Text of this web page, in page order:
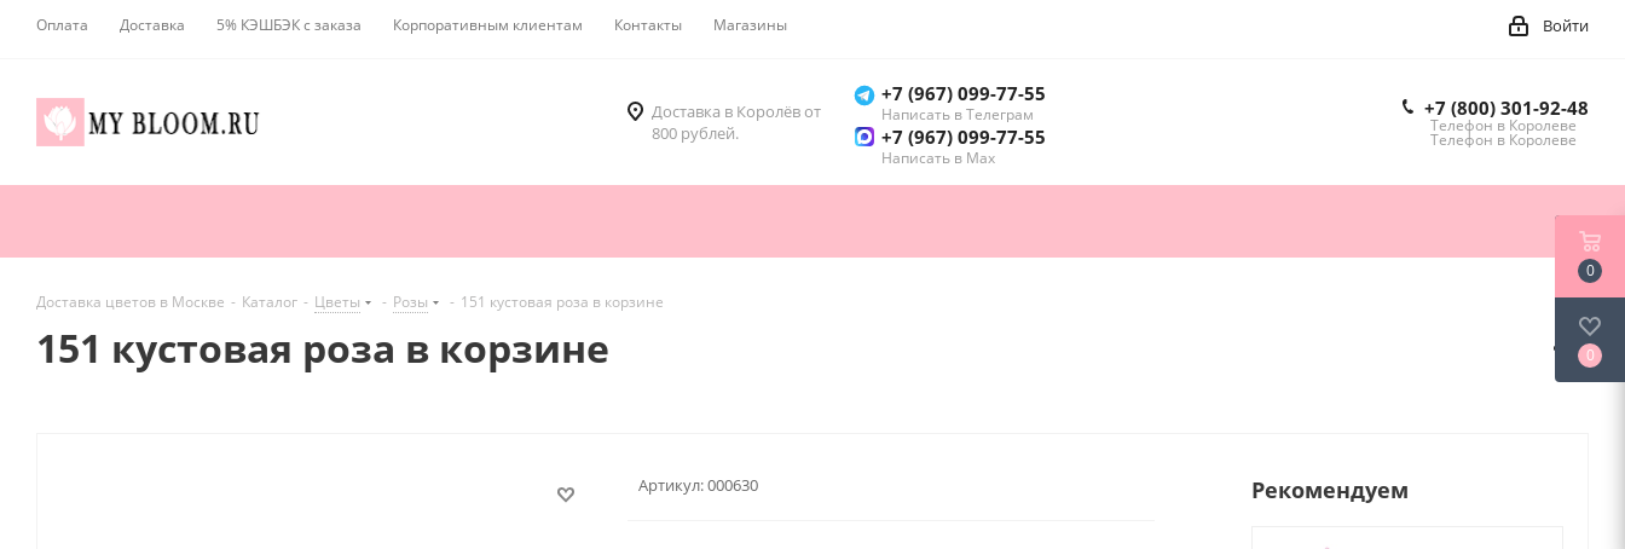
Оплата Доставка 5% КЭШБЭК с заказа Корпоративным клиентам Контакты Магазины Войти
Доставка в Королёв от
800 рублей.
+7 (967) 099-77-55
Написать в Телеграм
+7 (967) 099-77-55
Написать в Мах
+7 (800) 301-92-48
Телефон в Королеве
Телефон в Королеве
Доставка цветов в Москве - Каталог - Цветы - Розы - 151 кустовая роза в корзине
151 кустовая роза в корзине
Артикул:000630 Рекомендуем
0
0